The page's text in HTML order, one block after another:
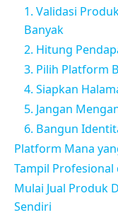
1. Validasi
Banyak
2. Hitung
3. Pilih Platform
4. Siapkan
5. Jangan
6. Bangun
Platform Mana
Tampil Profesional
Mulai Jual Produk
Sendiri